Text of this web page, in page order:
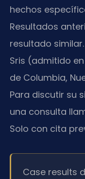
hechos
Resultados
resultado
Sris (admitido
de Columbia,
Para discutir su
una consulta
Solo con cita
Case results